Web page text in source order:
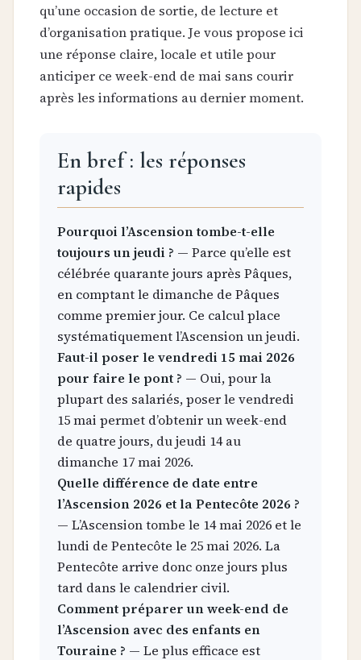
qu’une occasion de sortie, de lecture et
d’organisation pratique. Je vous propose ici
une réponse claire, locale et utile pour
anticiper ce week-end de mai sans courir
après les informations au dernier moment.
En bref : les réponses
rapides
Pourquoi l’Ascension tombe-t-elle
toujours un jeudi ? — Parce qu’elle est
célébrée quarante jours après Pâques,
en comptant le dimanche de Pâques
comme premier jour. Ce calcul place
systématiquement l’Ascension un jeudi.
Faut-il poser le vendredi 15 mai 2026
pour faire le pont ? — Oui, pour la
plupart des salariés, poser le vendredi
15 mai permet d’obtenir un week-end
de quatre jours, du jeudi 14 au
dimanche 17 mai 2026.
Quelle différence de date entre
l’Ascension 2026 et la Pentecôte 2026 ?
— L’Ascension tombe le 14 mai 2026 et le
lundi de Pentecôte le 25 mai 2026. La
Pentecôte arrive donc onze jours plus
tard dans le calendrier civil.
Comment préparer un week-end de
l’Ascension avec des enfants en
Touraine ? — Le plus efficace est